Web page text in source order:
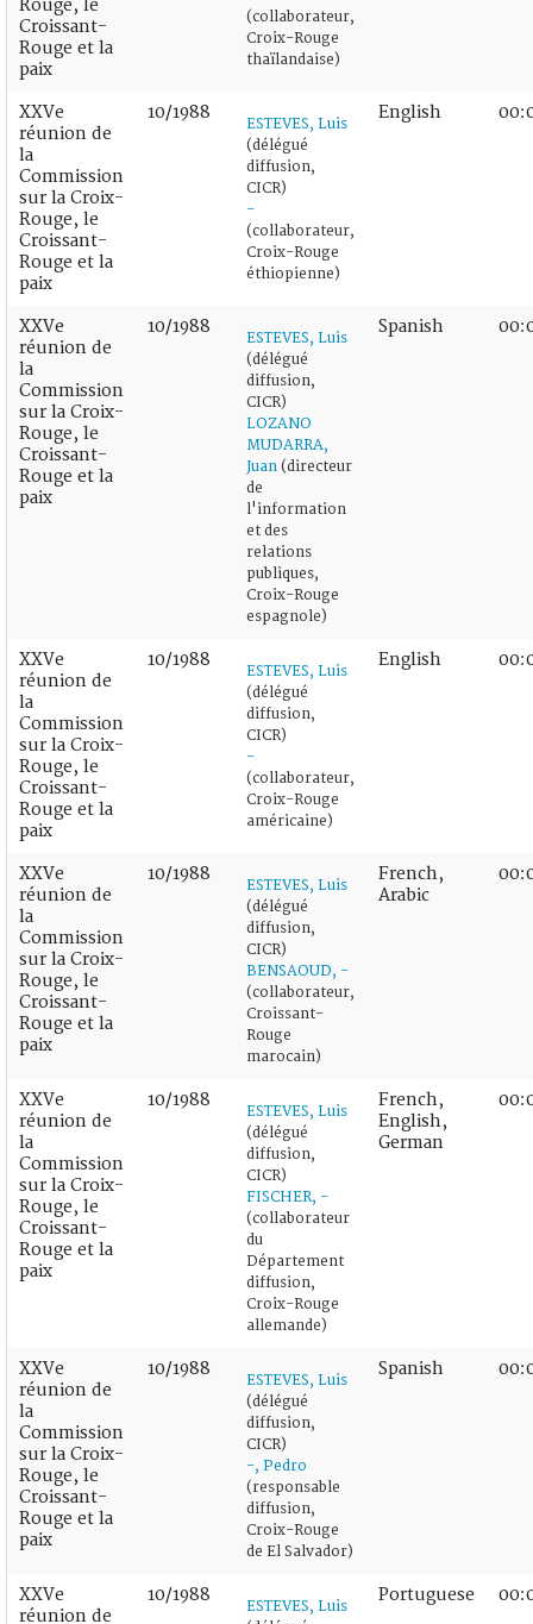
Rouge, le
Croissant-
Rouge et la
paix
(collaborateur,
Croix-Rouge
thaïlandaise)
XXVe
réunion de
la
Commission
sur la Croix-
Rouge, le
Croissant-
Rouge et la
paix
10/1988
ESTEVES, Luis
(délégué
diffusion,
CICR)
-
(collaborateur,
Croix-Rouge
éthiopienne)
English
XXVe
réunion de
la
Commission
sur la Croix-
Rouge, le
Croissant-
Rouge et la
paix
10/1988
ESTEVES, Luis
(délégué
diffusion,
CICR)
LOZANO
MUDARRA,
Juan (directeur
de
l'information
et des
relations
publiques,
Croix-Rouge
espagnole)
Spanish
XXVe
réunion de
la
Commission
sur la Croix-
Rouge, le
Croissant-
Rouge et la
paix
10/1988
ESTEVES, Luis
(délégué
diffusion,
CICR)
-
(collaborateur,
Croix-Rouge
américaine)
English
XXVe
réunion de
la
Commission
sur la Croix-
Rouge, le
Croissant-
Rouge et la
paix
10/1988
ESTEVES, Luis
(délégué
diffusion,
CICR)
BENSAOUD, -
(collaborateur,
Croissant-
Rouge
marocain)
French,
Arabic
XXVe
réunion de
la
Commission
sur la Croix-
Rouge, le
Croissant-
Rouge et la
paix
10/1988
ESTEVES, Luis
(délégué
diffusion,
CICR)
FISCHER, -
(collaborateur
du
Département
diffusion,
Croix-Rouge
allemande)
French,
English,
German
XXVe
réunion de
la
Commission
sur la Croix-
Rouge, le
Croissant-
Rouge et la
paix
10/1988
ESTEVES, Luis
(délégué
diffusion,
CICR)
-, Pedro
(responsable
diffusion,
Croix-Rouge
de El Salvador)
Spanish
XXVe
réunion de
10/1988
ESTEVES, Luis
Portuguese